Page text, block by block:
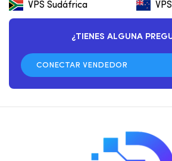
VPS Sudáfrica
¿TIENES ALGUNA